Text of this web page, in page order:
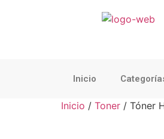
Inicio
Inicio / Toner / Tóner